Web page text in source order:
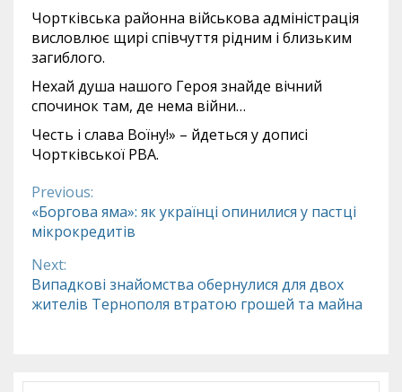
Чортківська районна військова адміністрація
висловлює щирі співчуття рідним і близьким
загиблого.
Нехай душа нашого Героя знайде вічний
спочинок там, де нема війни…
Честь і слава Воїну!» – йдеться у дописі
Чортківської РВА.
Continue
Reading
Previous:
«Боргова яма»: як українці опинилися у пастці
мікрокредитів
Next:
Випадкові знайомства обернулися для двох
жителів Тернополя втратою грошей та майна